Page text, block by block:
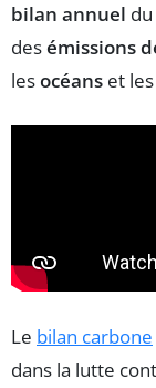
bilan annuel
desémissions
lesocéans et les
Le bilan carbone
dans la lutte